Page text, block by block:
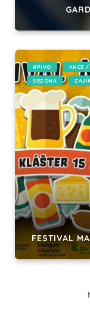
#PIVO AKCE /
SEZÓNA
FESTIVAL